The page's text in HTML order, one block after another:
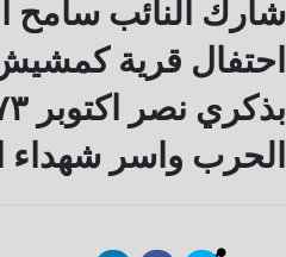
شارك النائب سامح
احتفال قرية
الحرب واسر